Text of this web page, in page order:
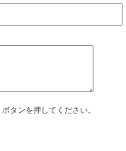
タンを押してください。